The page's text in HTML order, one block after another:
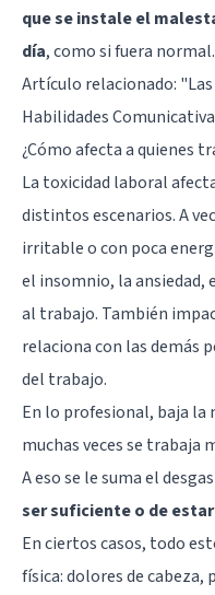
que se instale el
día, como si fuera
Artículo relacionado:
Habilidades
¿Cómo afecta a quienes
La toxicidad laboral
distintos escenarios. A
irritable o con poca
el insomnio, la ansiedad,
al trabajo. También
relaciona con las demás
del trabajo.
En lo profesional, baja la
muchas veces se trabaja
A eso se le suma el
ser suficiente o de
En ciertos casos, todo
física: dolores de